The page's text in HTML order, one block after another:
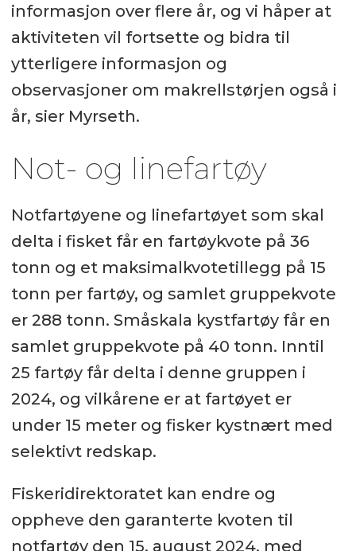
informasjon over flere år, og vi håper at
aktiviteten vil fortsette og bidra til
ytterligere informasjon og
observasjoner om makrellstørjen også i
år, sier Myrseth.
Not- og linefartøy
Notfartøyene og linefartøyet som skal
delta i fisket får en fartøykvote på 36
tonn og et maksimalkvotetillegg på 15
tonn per fartøy, og samlet gruppekvote
er 288 tonn. Småskala kystfartøy får en
samlet gruppekvote på 40 tonn. Inntil
25 fartøy får delta i denne gruppen i
2024, og vilkårene er at fartøyet er
under 15 meter og fisker kystnært med
selektivt redskap.
Fiskeridirektoratet kan endre og
oppheve den garanterte kvoten til
notfartøy den 15. august 2024, med